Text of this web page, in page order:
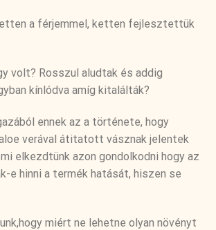
a férjemmel, ketten fejlesztettük
volt? Rosszul aludtak és addig
kínlódva amíg kitalálták?
ennek az a története, hogy
verával átitatott vásznak jelentek
elkezdtünk azon gondolkodni hogy az
e hinni a termék hatását, hiszen se
miért ne lehetne olyan növényt